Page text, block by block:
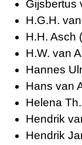
Gijsbertus
H.G.H.
H.H. Asch
H.W. van
Hannes
Hans van
Helena
Hendrik
Hendrik